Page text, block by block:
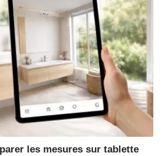
les mesures sur tablette